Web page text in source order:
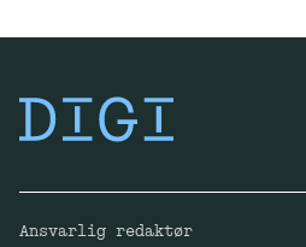
Ansvarlig redaktør